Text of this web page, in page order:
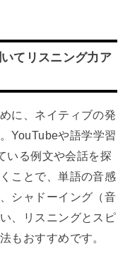
てリスニング力ア
に、ネイティブの発
YouTubeや語学学習
いる例文や会話を探
ことで、単語の音感
シャドーイング（音
、リスニングとスピ
もおすすめです。